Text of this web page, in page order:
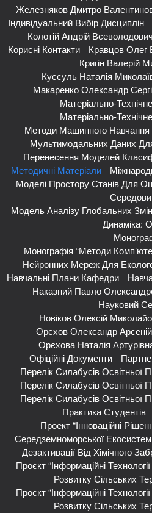
Железняков Дмитро
Індивідуальний Вибір Дисциплін
Колотій Андрій Всеволодович
Корисні Контакти
Кравцов Олег
Кригін Валерій
Куссуль Наталія
Макаренко Олександр
Матеріально-
Матеріально-
Методи Машинного
Мультимодальних Даних
Перенесення Моделей
Методичні Матеріали
Моделі Простору Станів Для
Модель Аналізу Глобальних
Динаміка:
Монографія “Методи
Нейронних Мереж Для
Навчальні Плани Кафедри
Наказний Павло
Науковий
Новіков Олексій
Орєхов Олександр
Орєхова Наталія
Офіційні Документи
Перелік Силабусів
Перелік Силабусів
Перелік Силабусів
Практика Студентів
Проект “Інноваційні
Середземноморської
Дезактивації Від Хімічного
Проєкт “Інформаційні
Розвитку Сільських
Проєкт “Інформаційні
Розвитку Сільських